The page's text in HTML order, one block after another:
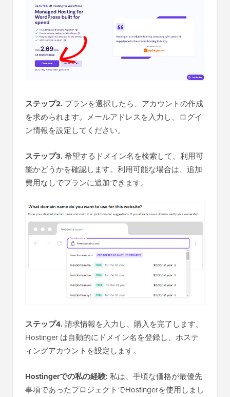
ステップ2. プランを選択したら、アカウントの作成
を求められます。メールアドレスを入力し、ログイ
ン情報を設定してください。
ステップ3. 希望するドメイン名を検索して、利用可
能かどうかを確認します。利用可能な場合は、追加
費用なしでプランに追加できます。
ステップ4. 請求情報を入力し、購入を完了します。
Hostinger は自動的にドメイン名を登録し、ホステ
ィングアカウントを設定します。
Hostingerでの私の経験: 私は、手頃な価格が最優先
事項であったプロジェクトでHostingerを使用しまし